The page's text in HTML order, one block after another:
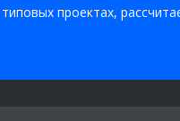
проектах,